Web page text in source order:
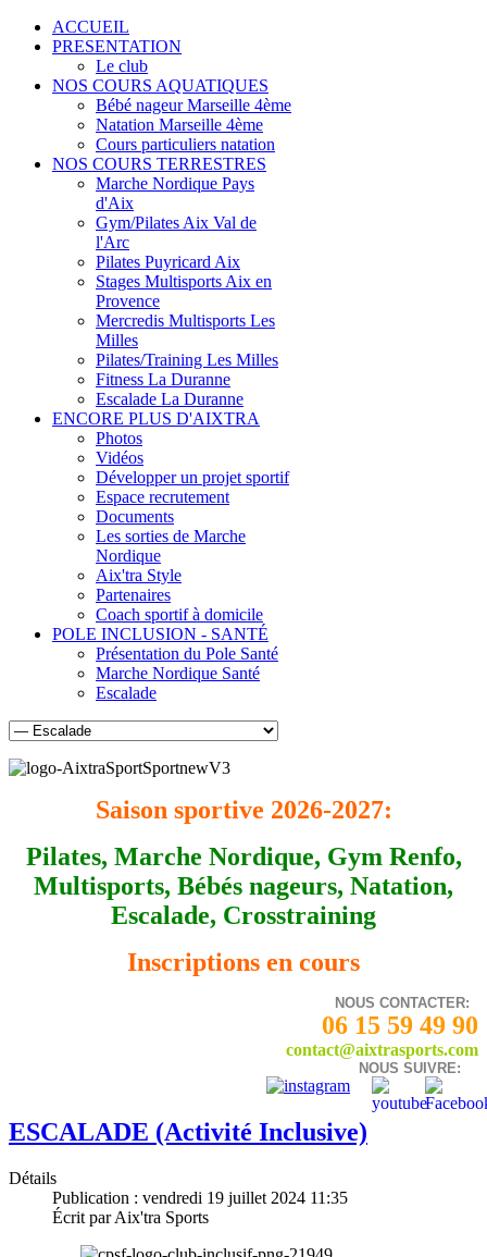
ACCUEIL
PRESENTATION
Le club
NOS COURS AQUATIQUES
Bébé nageur Marseille 4ème
Natation Marseille 4ème
Cours particuliers natation
NOS COURS TERRESTRES
Marche Nordique Pays
d'Aix
Gym/Pilates Aix Val de
l'Arc
Pilates Puyricard Aix
Stages Multisports Aix en
Provence
Mercredis Multisports Les
Milles
Pilates/Training Les Milles
Fitness La Duranne
Escalade La Duranne
ENCORE PLUS D'AIXTRA
Photos
Vidéos
Développer un projet sportif
Espace recrutement
Documents
Les sorties de Marche
Nordique
Aix'tra Style
Partenaires
Coach sportif à domicile
POLE INCLUSION - SANTÉ
Présentation du Pole Santé
Marche Nordique Santé
Escalade
Saison sportive 2026-2027:
Pilates, Marche Nordique, Gym Renfo,
Multisports, Bébés nageurs, Natation,
Escalade, Crosstraining
Inscriptions en cours
NOUS CONTACTER:
06 15 59 49 90
contact@aixtrasports.com
NOUS SUIVRE:
ESCALADE (Activité Inclusive)
Détails
Publication : vendredi 19 juillet 2024 11:35
Écrit par Aix'tra Sports